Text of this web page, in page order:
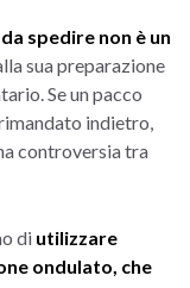
spedire non è un
sua preparazione
Se un pacco
indietro,
controversia tra
di utilizzare
ondulato, che